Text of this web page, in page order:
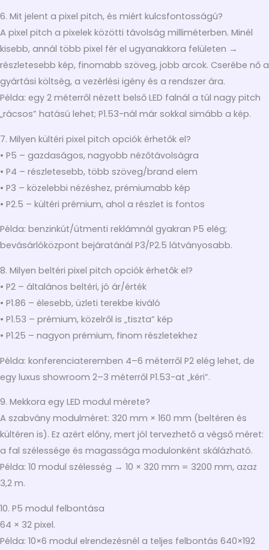
6. Mit jelent a pixel pitch, és miért kulcsfontosságú?
A pixel pitch a pixelek közötti távolság milliméterben. Minél
kisebb, annál több pixel fér el ugyanakkora felületen →
részletesebb kép, finomabb szöveg, jobb arcok. Cserébe nő a
gyártási költség, a vezérlési igény és a rendszer ára.
Példa: egy 2 méterről nézett belső LED falnál a túl nagy pitch
„rácsos” hatású lehet; P1.53-nál már sokkal simább a kép.
7. Milyen kültéri pixel pitch opciók érhetők el?
• P5 – gazdaságos, nagyobb nézőtávolságra
• P4 – részletesebb, több szöveg/brand elem
• P3 – közelebbi nézéshez, prémiumabb kép
• P2.5 – kültéri prémium, ahol a részlet is fontos
Példa: benzinkút/útmenti reklámnál gyakran P5 elég;
bevásárlóközpont bejáratánál P3/P2.5 látványosabb.
8. Milyen beltéri pixel pitch opciók érhetők el?
• P2 – általános beltéri, jó ár/érték
• P1.86 – élesebb, üzleti terekbe kiváló
• P1.53 – prémium, közelről is „tiszta” kép
• P1.25 – nagyon prémium, finom részletekhez
Példa: konferenciateremben 4–6 méterről P2 elég lehet, de
egy luxus showroom 2–3 méterről P1.53-at „kéri”.
9. Mekkora egy LED modul mérete?
A szabvány modulméret: 320 mm × 160 mm (beltéren és
kültéren is). Ez azért előny, mert jól tervezhető a végső méret:
a fal szélessége és magassága modulonként skálázható.
Példa: 10 modul szélesség → 10 × 320 mm = 3200 mm, azaz
3,2 m.
10. P5 modul felbontása
64 × 32 pixel.
Példa: 10×6 modul elrendezésnél a teljes felbontás 640×192